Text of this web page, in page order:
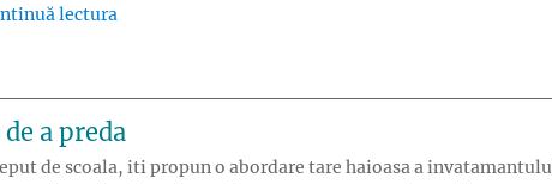
lectura
a preda
de scoala, iti propun o abordare tare haioasa a